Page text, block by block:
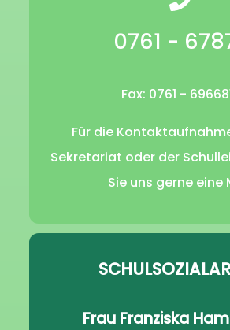
0761 -
Fax: 0761 -
Für die
Sekretariat oder der
Sie uns gerne eine
Frau Franziska